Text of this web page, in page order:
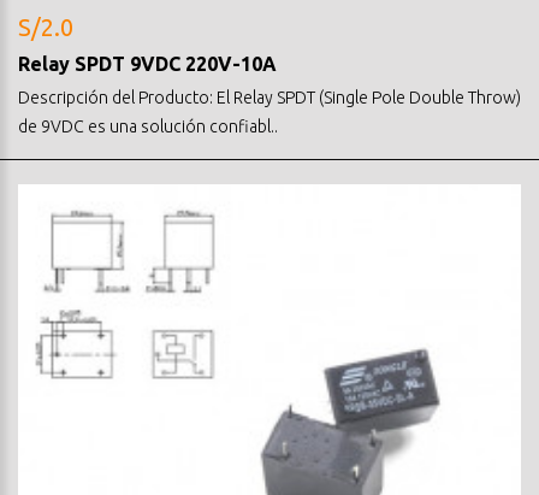
S/2.0
Relay SPDT 9VDC 220V-10A
Descripción del Producto: El Relay SPDT (Single Pole Double Throw)
de 9VDC es una solución confiabl..